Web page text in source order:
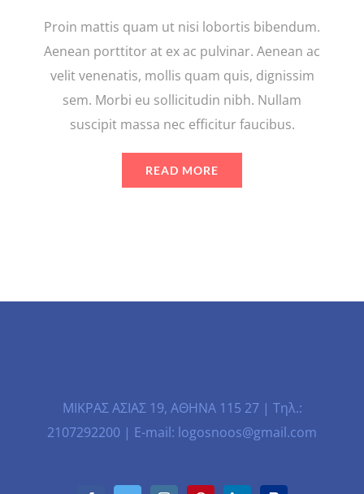
Proin mattis quam ut nisi lobortis bibendum.
Aenean porttitor at ex ac pulvinar. Aenean ac
velit venenatis, mollis quam quis, dignissim
sem. Morbi eu sollicitudin nibh. Nullam
suscipit massa nec efficitur faucibus.
READ MORE
ΜΙΚΡΑΣ ΑΣΙΑΣ 19, ΑΘΗΝΑ 115 27 | Τηλ.:
2107292200 | E-mail: logosnoos@gmail.com